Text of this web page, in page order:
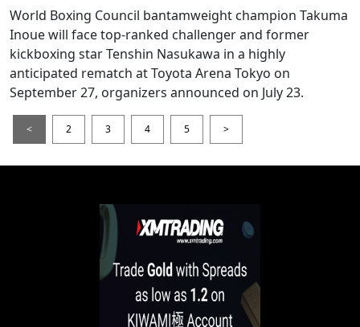
World Boxing Council bantamweight champion Takuma
Inoue will face top-ranked challenger and former
kickboxing star Tenshin Nasukawa in a highly
anticipated rematch at Toyota Arena Tokyo on
September 27, organizers announced on July 23.
< 2 3 4 5 >